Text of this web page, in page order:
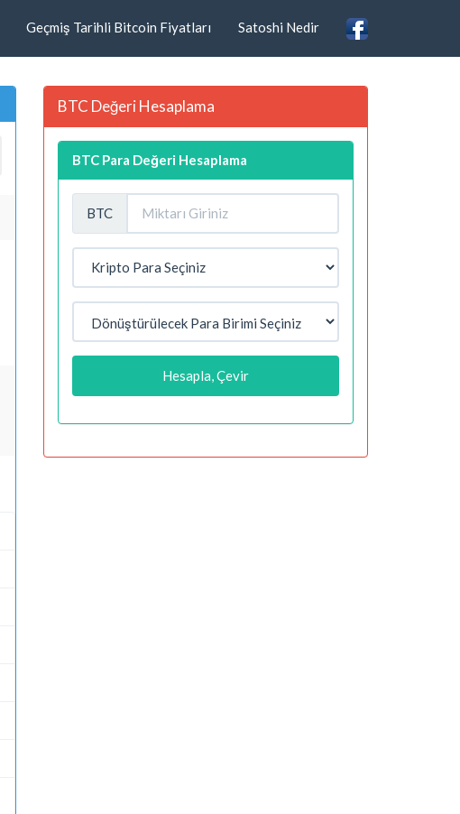
Geçmiş Tarihli Bitcoin Fiyatları Satoshi Nedir
BTC Değeri Hesaplama
BTC Para Değeri Hesaplama
BTC
Hesapla, Çevir